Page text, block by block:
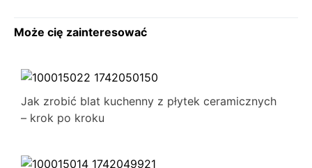
Może cię zainteresować
Jak zrobić blat kuchenny z płytek ceramicznych
– krok po kroku